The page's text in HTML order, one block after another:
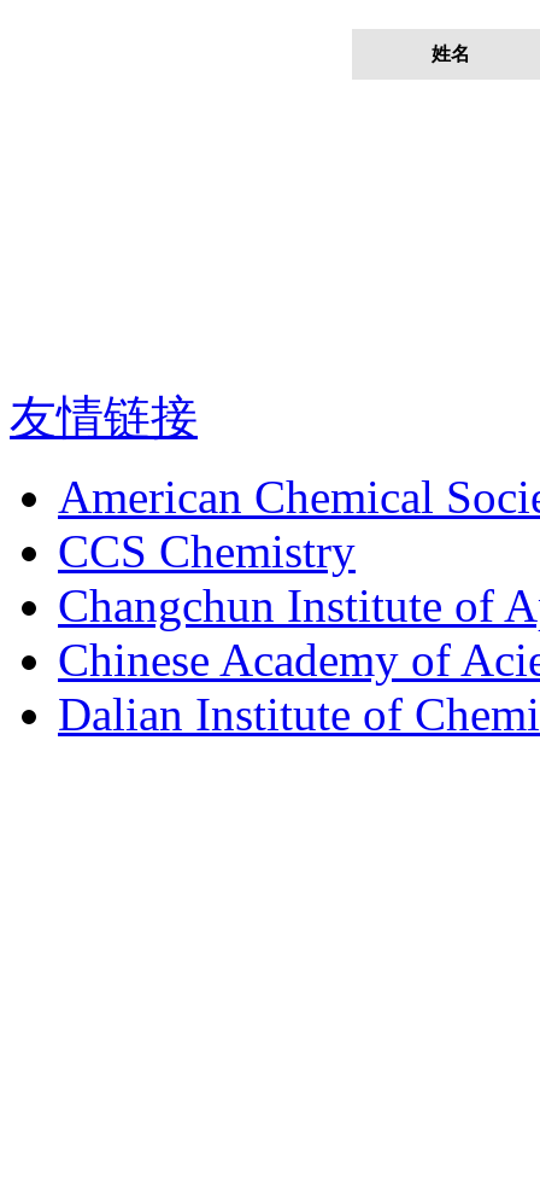
姓名
友情链接
American Chemical
CCS Chemistry
Changchun Institute of
Chinese Academy of
Dalian Institute of